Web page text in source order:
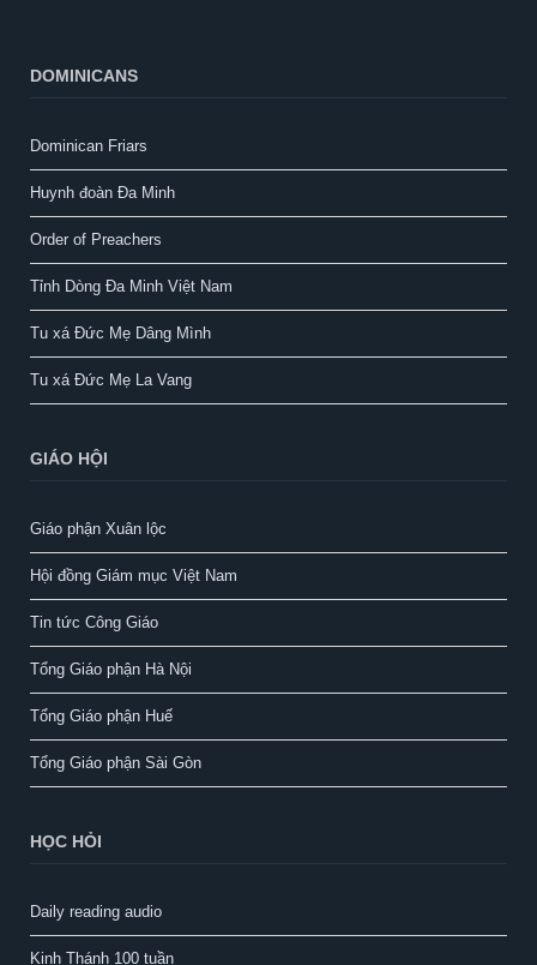
DOMINICANS
Dominican Friars
Huynh đoàn Đa Minh
Order of Preachers
Tỉnh Dòng Đa Minh Việt Nam
Tu xá Đức Mẹ Dâng Mình
Tu xá Đức Mẹ La Vang
GIÁO HỘI
Giáo phận Xuân lộc
Hội đồng Giám mục Việt Nam
Tin tức Công Giáo
Tổng Giáo phận Hà Nội
Tổng Giáo phận Huế
Tổng Giáo phận Sài Gòn
HỌC HỎI
Daily reading audio
Kinh Thánh 100 tuần